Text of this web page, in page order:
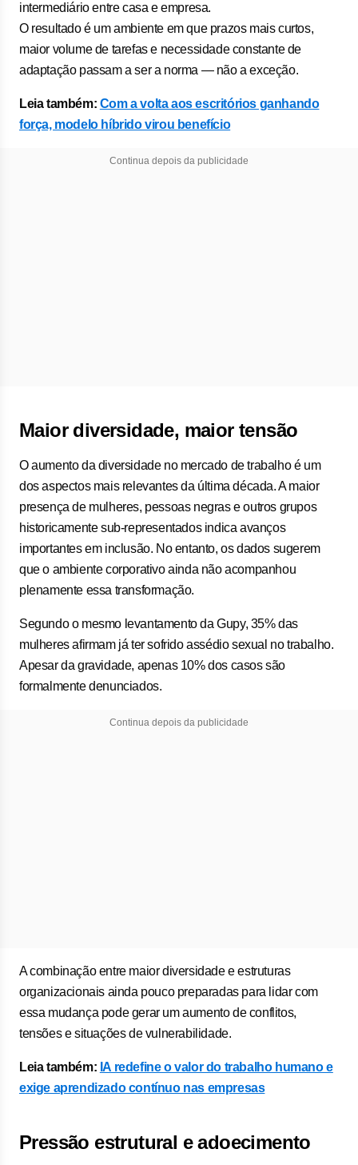
intermediário entre casa e empresa.
O resultado é um ambiente em que prazos mais curtos,
maior volume de tarefas e necessidade constante de
adaptação passam a ser a norma — não a exceção.
Leia também: Com a volta aos escritórios ganhando
força, modelo híbrido virou benefício
Continua depois da publicidade
Maior diversidade, maior tensão
O aumento da diversidade no mercado de trabalho é um
dos aspectos mais relevantes da última década. A maior
presença de mulheres, pessoas negras e outros grupos
historicamente sub-representados indica avanços
importantes em inclusão. No entanto, os dados sugerem
que o ambiente corporativo ainda não acompanhou
plenamente essa transformação.
Segundo o mesmo levantamento da Gupy, 35% das
mulheres afirmam já ter sofrido assédio sexual no trabalho.
Apesar da gravidade, apenas 10% dos casos são
formalmente denunciados.
Continua depois da publicidade
A combinação entre maior diversidade e estruturas
organizacionais ainda pouco preparadas para lidar com
essa mudança pode gerar um aumento de conflitos,
tensões e situações de vulnerabilidade.
Leia também: IA redefine o valor do trabalho humano e
exige aprendizado contínuo nas empresas
Pressão estrutural e adoecimento